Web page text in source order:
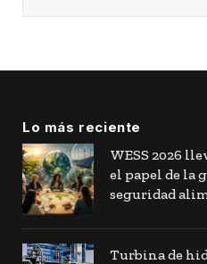
Lo más reciente
WESS 2026
el papel de la
seguridad
Turbina de